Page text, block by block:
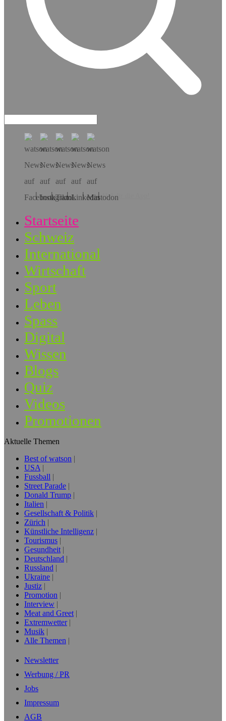
Hol dir die App!
Startseite
Schweiz
International
Wirtschaft
Sport
Leben
Spass
Digital
Wissen
Blogs
Quiz
Videos
Promotionen
Aktuelle Themen
Best of watson
USA
Fussball
Street Parade
Donald Trump
Italien
Gesellschaft & Politik
Zürich
Künstliche Intelligenz
Tourismus
Gesundheit
Deutschland
Russland
Ukraine
Justiz
Promotion
Interview
Meat and Greet
Extremwetter
Musik
Alle Themen
Newsletter
Werbung / PR
Jobs
Impressum
AGB